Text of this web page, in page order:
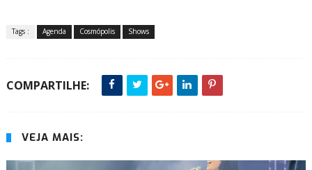
Tags : Agenda Cosmópolis Shows
COMPARTILHE:
VEJA MAIS: